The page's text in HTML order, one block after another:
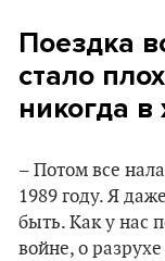
Поездка
стало
никогда
– Потом все
1989 году. Я
быть. Как у нас
войне, о